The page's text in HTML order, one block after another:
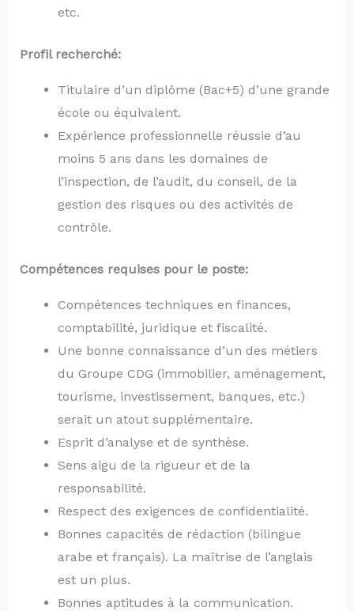
etc.
Profil recherché:
Titulaire d’un diplôme (Bac+5) d’une grande
école ou équivalent.
Expérience professionnelle réussie d’au
moins 5 ans dans les domaines de
l’inspection, de l’audit, du conseil, de la
gestion des risques ou des activités de
contrôle.
Compétences requises pour le poste:
Compétences techniques en finances,
comptabilité, juridique et fiscalité.
Une bonne connaissance d’un des métiers
du Groupe CDG (immobilier, aménagement,
tourisme, investissement, banques, etc.)
serait un atout supplémentaire.
Esprit d’analyse et de synthèse.
Sens aigu de la rigueur et de la
responsabilité.
Respect des exigences de confidentialité.
Bonnes capacités de rédaction (bilingue
arabe et français). La maîtrise de l’anglais
est un plus.
Bonnes aptitudes à la communication.